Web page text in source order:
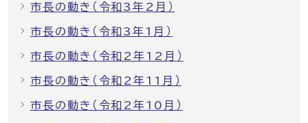
市長の動き（令和3年2月）
市長の動き（令和3年1月）
市長の動き（令和2年12月）
市長の動き（令和2年11月）
市長の動き（令和2年10月）